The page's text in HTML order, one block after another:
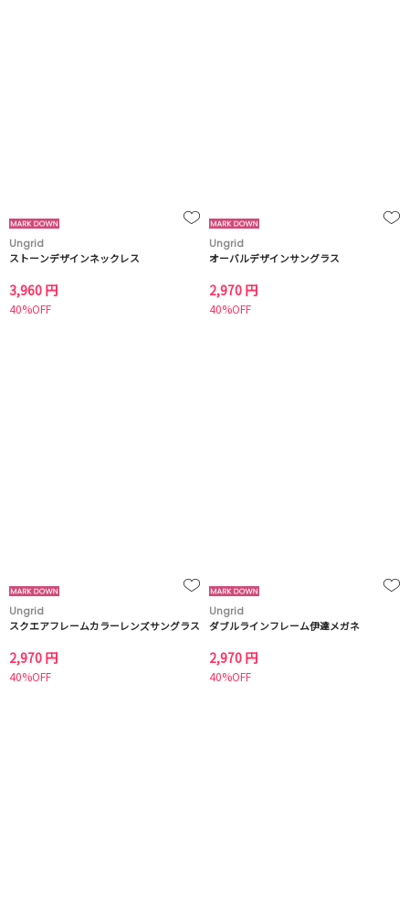
Ungrid
ストーンデザインネックレス
3,960 円
40%OFF
Ungrid
オーバルデザインサングラス
2,970 円
40%OFF
Ungrid
スクエアフレームカラーレンズサングラス
2,970 円
40%OFF
Ungrid
ダブルラインフレーム伊達メガネ
2,970 円
40%OFF